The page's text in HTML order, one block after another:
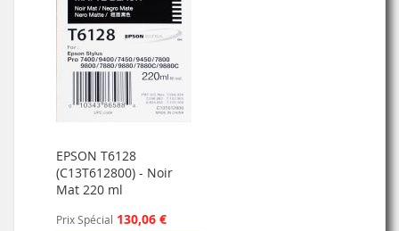
EPSON T6128
(C13T612800) - Noir
Mat 220 ml
Prix Spécial 130,06 €